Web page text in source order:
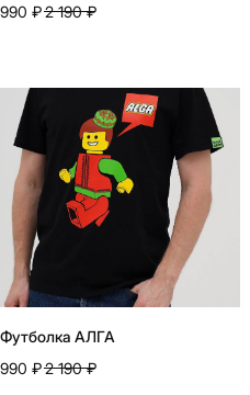
990 ₽2 190 ₽
Футболка АЛГА
990 ₽2 190 ₽